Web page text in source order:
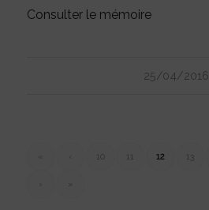
Consulter le mémoire
25/04/2016
10 11 12 13